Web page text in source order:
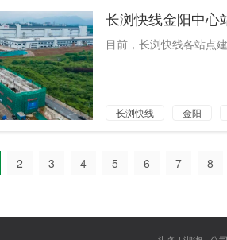
长浏快线金阳中心
目前，长浏快线各站点
长浏快线 金阳
2 3 4 5 6 7 8